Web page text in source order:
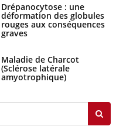
Drépanocytose : une
déformation des globules
rouges aux conséquences
graves
Maladie de Charcot
(Sclérose latérale
amyotrophique)